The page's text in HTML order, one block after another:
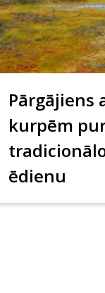
Pārgājiens
kurpēm
ēdienu